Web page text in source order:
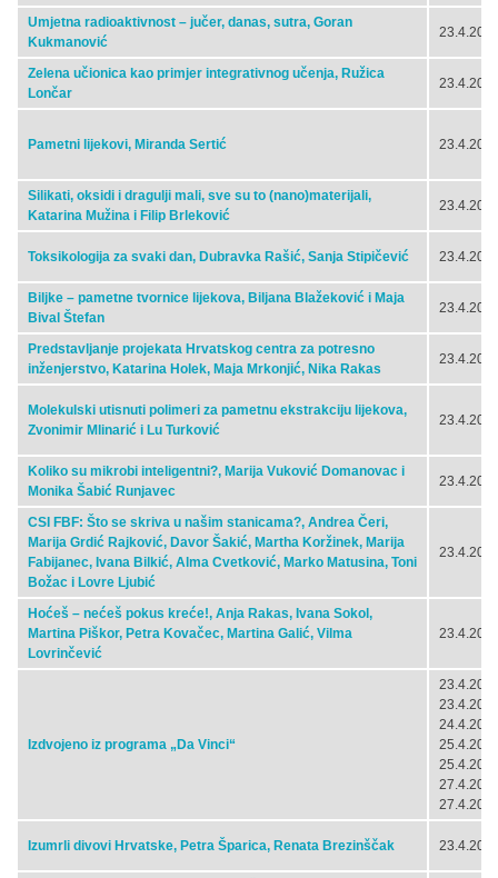
Umjetna radioaktivnost – jučer, danas, sutra, Goran
Kukmanović
Zelena učionica kao primjer integrativnog učenja, Ružica
Lončar
Pametni lijekovi, Miranda Sertić
Silikati, oksidi i dragulji mali, sve su to (nano)materijali,
Katarina Mužina i Filip Brleković
Toksikologija za svaki dan, Dubravka Rašić, Sanja Stipičević
Biljke – pametne tvornice lijekova, Biljana Blažeković i Maja
Bival Štefan
Predstavljanje projekata Hrvatskog centra za potresno
inženjerstvo, Katarina Holek, Maja Mrkonjić, Nika Rakas
Molekulski utisnuti polimeri za pametnu ekstrakciju lijekova,
Zvonimir Mlinarić i Lu Turković
Koliko su mikrobi inteligentni?, Marija Vuković Domanovac i
Monika Šabić Runjavec
CSI FBF: Što se skriva u našim stanicama?, Andrea Čeri,
Marija Grdić Rajković, Davor Šakić, Martha Koržinek, Marija
Fabijanec, Ivana Bilkić, Alma Cvetković, Marko Matusina, Toni
Božac i Lovre Ljubić
Hoćeš – nećeš pokus kreće!, Anja Rakas, Ivana Sokol,
Martina Piškor, Petra Kovačec, Martina Galić, Vilma
Lovrinčević
Izdvojeno iz programa „Da Vinci“
Izumrli divovi Hrvatske, Petra Šparica, Renata Brezinščak